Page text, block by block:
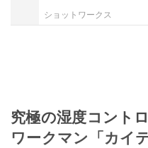
ショットワークス
究極の湿度コント
ワークマン「カイ